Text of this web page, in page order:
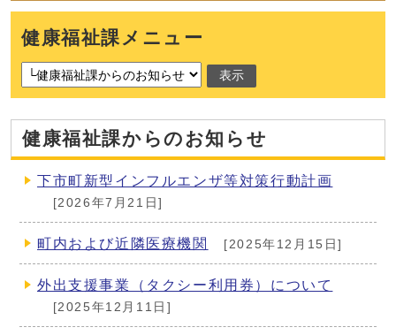
健康福祉課メニュー
表示
健康福祉課からのお知らせ
下市町新型インフルエンザ等対策行動計画
[2026年7月21日]
町内および近隣医療機関 [2025年12月15日]
外出支援事業（タクシー利用券）について
[2025年12月11日]